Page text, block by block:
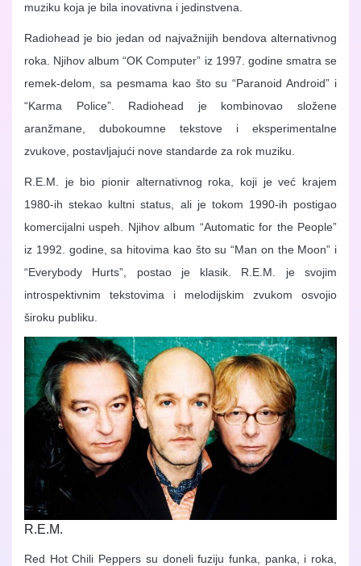
muziku koja je bila inovativna i jedinstvena.
Radiohead je bio jedan od najvažnijih bendova alternativnog
roka. Njihov album “OK Computer” iz 1997. godine smatra se
remek-delom, sa pesmama kao što su “Paranoid Android” i
“Karma Police”. Radiohead je kombinovao složene
aranžmane, dubokoumne tekstove i eksperimentalne
zvukove, postavljajući nove standarde za rok muziku.
R.E.M. je bio pionir alternativnog roka, koji je već krajem
1980-ih stekao kultni status, ali je tokom 1990-ih postigao
komercijalni uspeh. Njihov album “Automatic for the People”
iz 1992. godine, sa hitovima kao što su “Man on the Moon” i
“Everybody Hurts”, postao je klasik. R.E.M. je svojim
introspektivnim tekstovima i melodijskim zvukom osvojio
široku publiku.
R.E.M.
Red Hot Chili Peppers su doneli fuziju funka, panka, i roka,